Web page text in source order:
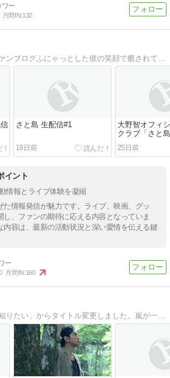
月間IN:132
さと島 生配信#1
18日前
大野智オフィ
クラブ「さと
JIMA」
25日前
イント
情報とライブ体験を凝縮
た情報発信が魅力です。ライブ、映画、グッ
し、ファンの期待に応える内容となっていま
内容は、最新の活動状況と深い愛情を伝える鍵
月間IN:160
「嵐のこともっと知りたい」からタイトル変更しました。嵐が一番大好き、そしてジャニーズ大好きな、ニノ担まるるんのブログです。